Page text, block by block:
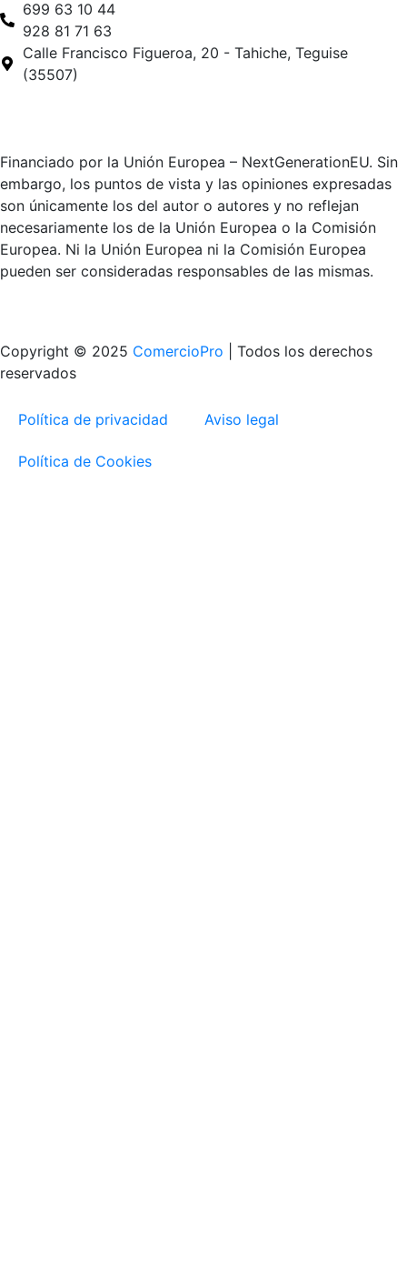
699 63 10 44
928 81 71 63
Calle Francisco Figueroa, 20 - Tahiche, Teguise
(35507)
Financiado por la Unión Europea – NextGenerationEU. Sin
embargo, los puntos de vista y las opiniones expresadas
son únicamente los del autor o autores y no reflejan
necesariamente los de la Unión Europea o la Comisión
Europea. Ni la Unión Europea ni la Comisión Europea
pueden ser consideradas responsables de las mismas.
Copyright © 2025 ComercioPro | Todos los derechos
reservados
Política de privacidad Aviso legal
Política de Cookies